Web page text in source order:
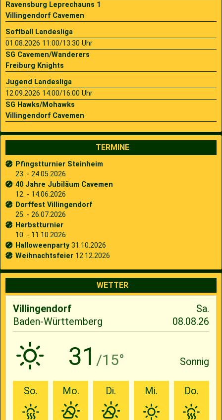
Ravensburg Leprechauns 1
Villingendorf Cavemen
Softball Landesliga
01.08.2026 11:00/13:30 Uhr
SG Cavemen/Wanderers
Freiburg Knights
Jugend Landesliga
12.09.2026 14:00/16:00 Uhr
SG Hawks/Mohawks
Villingendorf Cavemen
TERMINE
Pfingstturnier Steinheim
23. - 24.05.2026
40 Jahre Jubiläum Cavemen
12. - 14.06.2026
Dorffest Villingendorf
25. - 26.07.2026
Herbstturnier
10. - 11.10.2026
Halloweenparty31.10.2026
Weihnachtsfeier 12.12.2026
WETTER